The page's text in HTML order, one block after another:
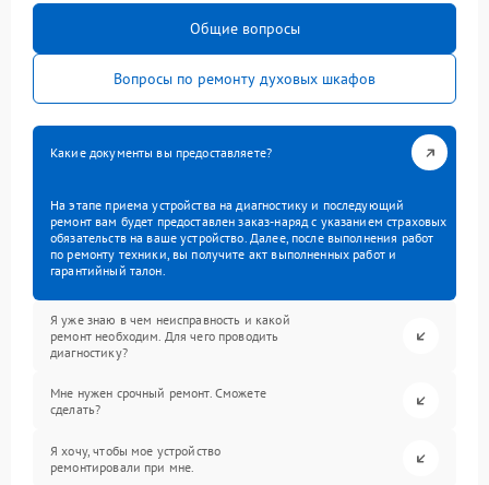
Общие вопросы
Вопросы по ремонту духовых шкафов
Какие документы вы предоставляете?
На этапе приема устройства на диагностику и последующий
ремонт вам будет предоставлен заказ-наряд с указанием страховых
обязательств на ваше устройство. Далее, после выполнения работ
по ремонту техники, вы получите акт выполненных работ и
гарантийный талон.
Я уже знаю в чем неисправность и какой
ремонт необходим. Для чего проводить
диагностику?
Мне нужен срочный ремонт. Сможете
сделать?
Я хочу, чтобы мое устройство
ремонтировали при мне.